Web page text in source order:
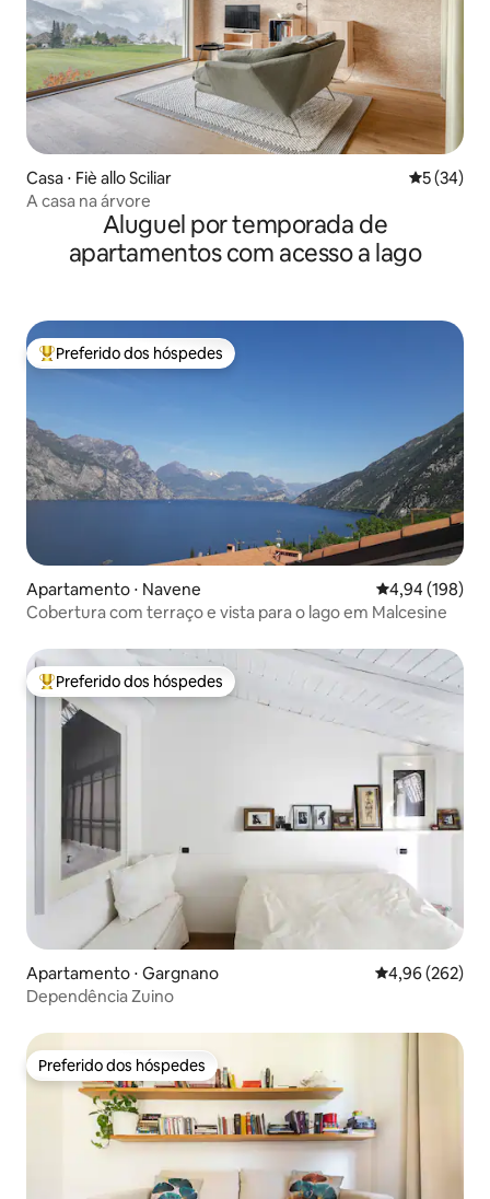
Casa ⋅ Fiè allo Sciliar 5 de uma
5 (34)
A casa na árvore
Aluguel por temporada de
apartamentos com acesso a lago
Entre os melhores preferidos dos hóspedes
Preferido dos hóspedes
Apartamento ⋅ Navene 4,94 de uma
4,94 (198)
Cobertura com terraço e vista para o lago em Malcesine
Entre os melhores preferidos dos hóspedes
Preferido dos hóspedes
Apartamento ⋅ Gargnano 4,96 de uma
4,96 (262)
Dependência Zuino
Preferido dos hóspedes
Preferido dos hóspedes